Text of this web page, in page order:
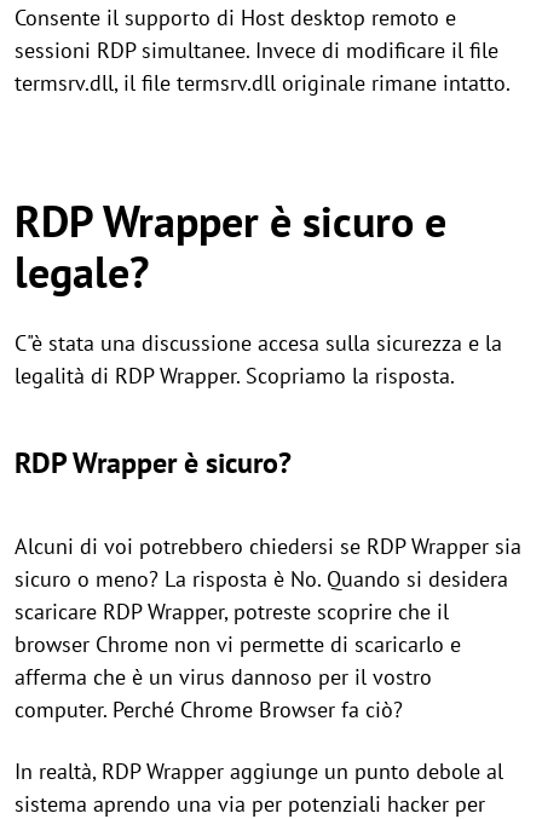
Consente il supporto di Host desktop remoto e
sessioni RDP simultanee. Invece di modificare il file
termsrv.dll, il file termsrv.dll originale rimane intatto.
RDP Wrapper è sicuro e
legale?
C"è stata una discussione accesa sulla sicurezza e la
legalità di RDP Wrapper. Scopriamo la risposta.
RDP Wrapper è sicuro?
Alcuni di voi potrebbero chiedersi se RDP Wrapper sia
sicuro o meno? La risposta è No. Quando si desidera
scaricare RDP Wrapper, potreste scoprire che il
browser Chrome non vi permette di scaricarlo e
afferma che è un virus dannoso per il vostro
computer. Perché Chrome Browser fa ciò?
In realtà, RDP Wrapper aggiunge un punto debole al
sistema aprendo una via per potenziali hacker per